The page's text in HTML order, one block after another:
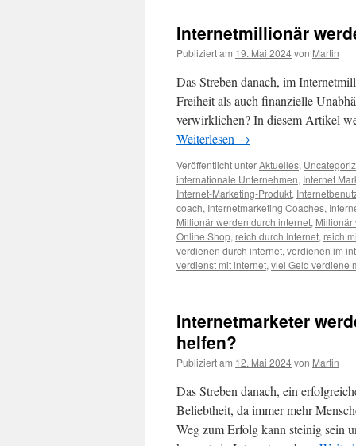
Internetmillionär
Publiziert am 19. Mai 2024von Martin
Das Streben danach, im
Freiheit als auch finanzielle
verwirklichen? In diesem Artikel
Weiterlesen →
Veröffentlicht unterAktuelles,
internationale Unternehmen, Internet
Internet-Marketing-Produkt,
coach, Internetmarketing Coaches,
Millionär werden durch internet, Millionär
Online Shop, reich durch Internet, reich
verdienen durch internet, verdienen im
verdienst mit internet, viel Geld verdiene
Internetmarketer
helfen?
Publiziert am 12. Mai 2024von Martin
Das Streben danach, ein
Beliebtheit, da immer mehr
Weg zum Erfolg kann steinig sein